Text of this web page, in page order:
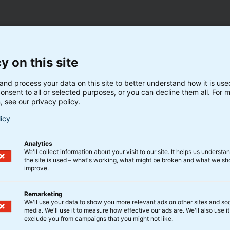
forbehold for nøjagtigheden af de angivne
selv eller hentet fra offentligt tilgængelige
pålidelige. BankInvest er ikke ansvarlig for
på baggrund af informationerne. BankInvest
ved investeringsbeslutninger. Historiske og
Tegning af andele i afdelingen bør ske på
investorinformation. Informationen findes på
on this site
process your data on this site to better understand how it is
to all or selected purposes, or you can decline them all. For
see our privacy policy.
Analytics
We'll collect information about your visit to our site. It helps us
the site is used – what's working, what might be broken and what we
improve.
Remarketing
We'll use your data to show you more relevant ads on other sites and
media. We'll use it to measure how effective our ads are. We'll also use
exclude you from campaigns that you might not like.